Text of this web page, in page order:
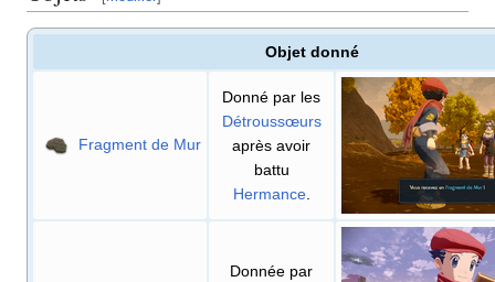
Objet donné
Fragment de Mur
Donné par les
Détroussœurs
après avoir
battu
Hermance.
Donnée par